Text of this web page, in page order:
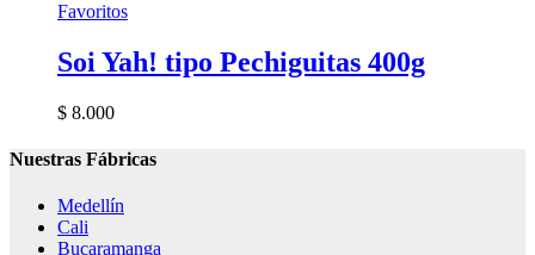
Favoritos
Soi Yah! tipo Pechiguitas 400g
$ 8.000
Nuestras Fábricas
Medellín
Cali
Bucaramanga